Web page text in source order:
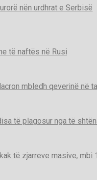
nën urdhrat e Serbisë
të naftës në Rusi
mbledh qeverinë në
të plagosur nga të
të zjarreve masive, mbi